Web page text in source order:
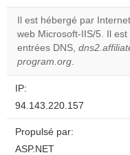
Il est hébergé par
web Microsoft-IIS/5. Il est
entrées DNS,
program.org.
IP:
94.143.220.157
Propulsé par:
ASP.NET